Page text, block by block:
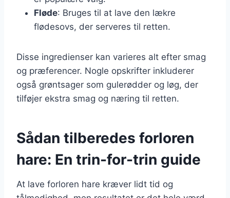
Fløde: Bruges til at lave den lækre
flødesovs, der serveres til retten.
Disse ingredienser kan varieres alt efter smag
og præferencer. Nogle opskrifter inkluderer
også grøntsager som gulerødder og løg, der
tilføjer ekstra smag og næring til retten.
Sådan tilberedes forloren
hare: En trin-for-trin guide
At lave forloren hare kræver lidt tid og